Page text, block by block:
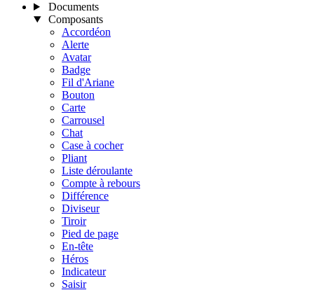
Documents
Composants
Accordéon
Alerte
Avatar
Badge
Fil d'Ariane
Bouton
Carte
Carrousel
Chat
Case à cocher
Pliant
Liste déroulante
Compte à rebours
Différence
Diviseur
Tiroir
Pied de page
En-tête
Héros
Indicateur
Saisir